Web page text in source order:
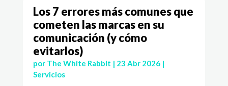
Los 7 errores más comunes que
cometen las marcas en su
comunicación (y cómo
evitarlos)
por The White Rabbit | 23 Abr 2026|
Servicios